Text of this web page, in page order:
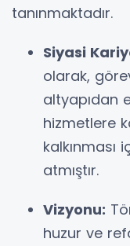
tanınmaktadır.
Siyasi
olarak,
altyapıdan
hizmetlere
kalkınması
atmıştır.
Vizyonu:
huzur ve